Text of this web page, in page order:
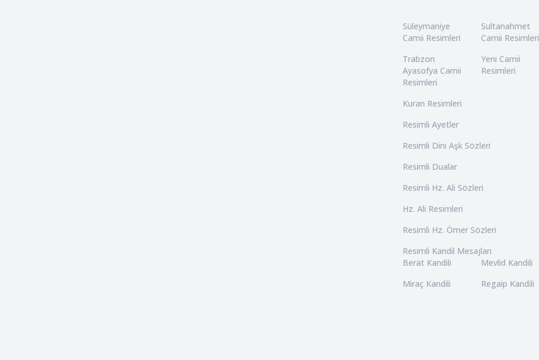
Süleymaniye
Camii Resimleri
Sultanahmet
Camii Resimleri
Trabzon
Ayasofya Camii
Resimleri
Yeni Camii
Resimleri
Kuran Resimleri
Resimli Ayetler
Resimli Dini Aşk Sözleri
Resimli Dualar
Resimli Hz. Ali Sözleri
Hz. Ali Resimleri
Resimli Hz. Ömer Sözleri
Resimli Kandil Mesajları
Berat Kandili
Mevlid Kandili
Miraç Kandili
Regaip Kandili